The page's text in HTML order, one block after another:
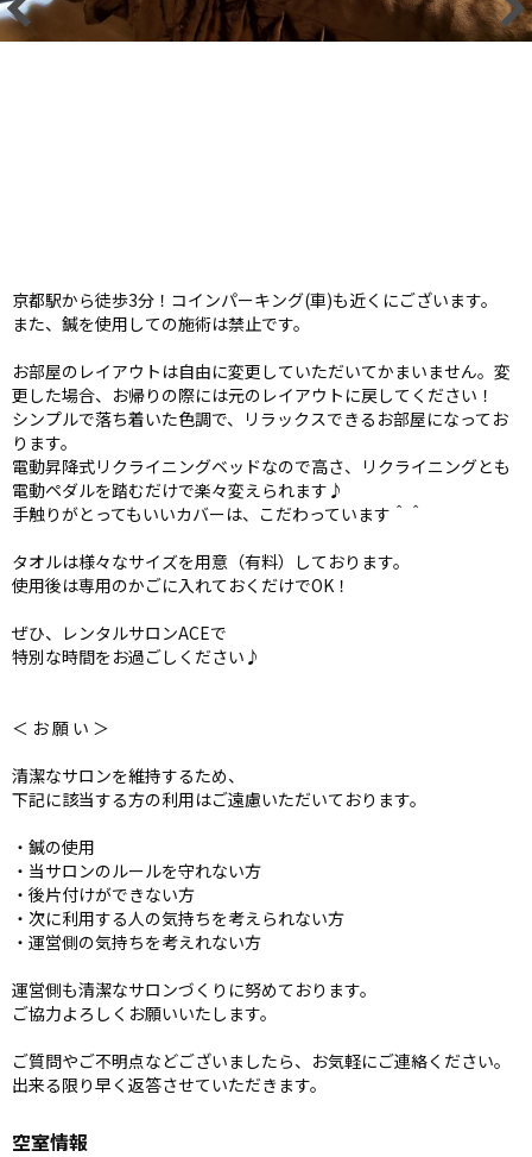
京都駅から徒歩3分！コインパーキング(車)も近くにございます。
また、鍼を使用しての施術は禁止です。
お部屋のレイアウトは自由に変更していただいてかまいません。変
更した場合、お帰りの際には元のレイアウトに戻してください！
シンプルで落ち着いた色調で、リラックスできるお部屋になってお
ります。
電動昇降式リクライニングベッドなので高さ、リクライニングとも
電動ペダルを踏むだけで楽々変えられます♪
手触りがとってもいいカバーは、こだわっています＾＾
タオルは様々なサイズを用意（有料）しております。
使用後は専用のかごに入れておくだけでOK！
ぜひ、レンタルサロンACEで
特別な時間をお過ごしください♪
＜ お 願 い ＞
清潔なサロンを維持するため、
下記に該当する方の利用はご遠慮いただいております。
・鍼の使用
・当サロンのルールを守れない方
・後片付けができない方
・次に利用する人の気持ちを考えられない方
・運営側の気持ちを考えれない方
運営側も清潔なサロンづくりに努めております。
ご協力よろしくお願いいたします。
ご質問やご不明点などございましたら、お気軽にご連絡ください。
出来る限り早く返答させていただきます。
空室情報